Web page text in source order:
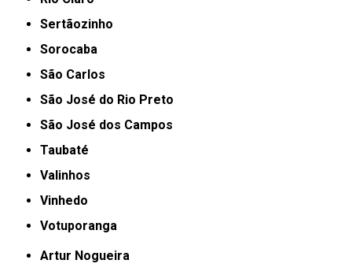
Sertãozinho
Sorocaba
São Carlos
São José do Rio Preto
São José dos Campos
Taubaté
Valinhos
Vinhedo
Votuporanga
Artur Nogueira